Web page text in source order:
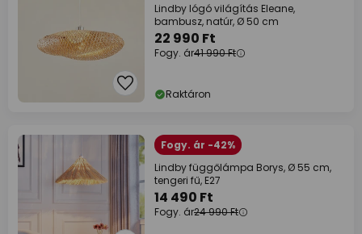
Lindby lógó világítás Eleane,
bambusz, natúr, Ø 50 cm
22 990 Ft
Fogy. ár41 990 Ft
Raktáron
Fogy. ár -42%
Lindby függőlámpa Borys, Ø 55 cm,
tengeri fű, E27
14 490 Ft
Fogy. ár24 990 Ft